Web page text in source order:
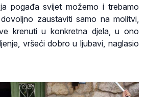
pogađa svijet možemo i trebamo
zaustaviti samo na molitvi,
krenuti u konkretna djela, u ono
vršeći dobro u ljubavi, naglasio